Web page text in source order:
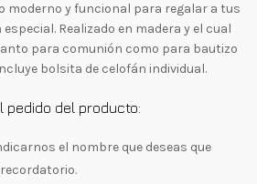
moderno y funcional para regalar a tus
Realizado en madera y el cual
para comunión como para bautizo
bolsita de celofán individual.
pedido del producto:
el nombre que deseas que